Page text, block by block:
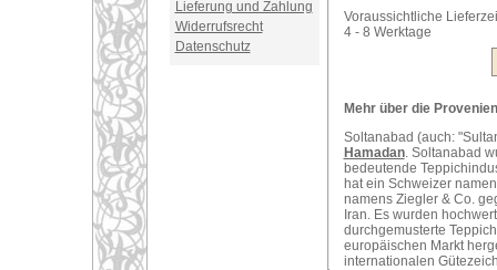
Lieferung und Zahlung
Widerrufsrecht
Datenschutz
Voraussichtliche
4 - 8 Werktage
Mehr über die
Soltanabad (auch:
Hamadan. Soltanabad
bedeutende
hat ein Schweizer
namens Ziegler & Co.
Iran. Es wurden
durchgemusterte
europäischen Markt
internationalen